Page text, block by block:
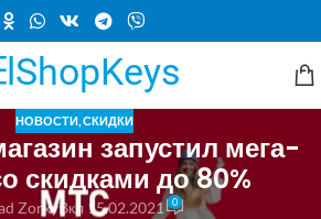
НОВОСТИ,СКИДКИ
запустил мега-
скидками до 80%
ZorkyВкл 15.02.2021 0